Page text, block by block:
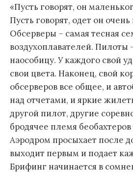
«Пусть говорят, он
Пусть говорят, одет он
Обсерверы – самая тесная
воздухоплавателей. Пилоты
наособицу. У каждого свой
свои цвета. Наконец, свой
обсерверов все общее, и
над отчетами, и яркие
другой пилот, другие
бродячее племя
Аэродром просыхает после
выходит первым и подает
Брифинг начинается в